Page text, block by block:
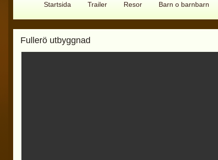
Startsida Trailer Resor Barn o barnbarn
Fullerö utbyggnad